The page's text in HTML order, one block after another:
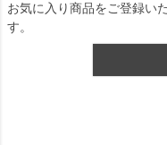
お気に入り商品をご登録い
す。